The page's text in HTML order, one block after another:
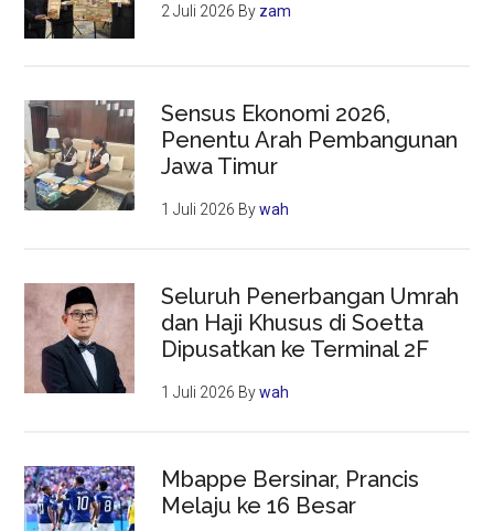
2 Juli 2026 By zam
Sensus Ekonomi 2026,
Penentu Arah Pembangunan
Jawa Timur
1 Juli 2026 Bywah
Seluruh Penerbangan Umrah
dan Haji Khusus di Soetta
Dipusatkan ke Terminal 2F
1 Juli 2026 Bywah
Mbappe Bersinar, Prancis
Melaju ke 16 Besar